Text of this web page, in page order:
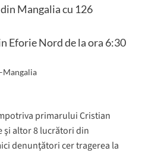
Mangalia cu 126
Eforie Nord de la ora 6:30
primarului Cristian
şi altor 8 lucrători din
denunţători cer tragerea la